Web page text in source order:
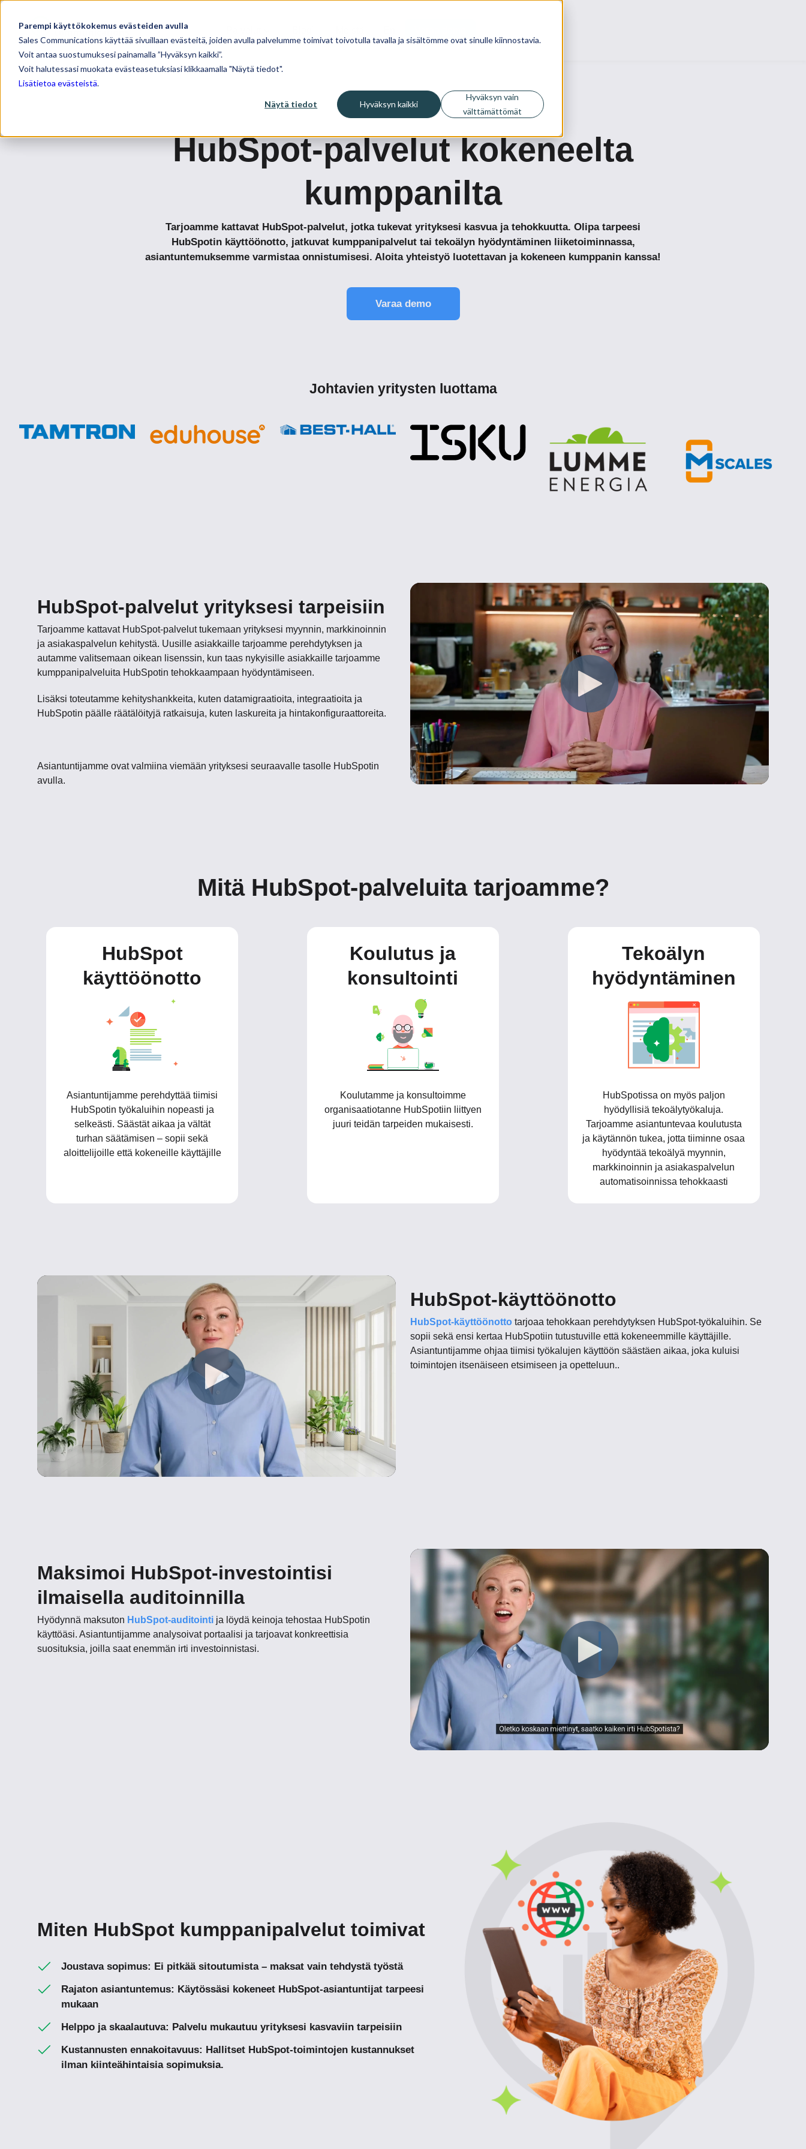
Parempi käyttökokemus evästeiden avulla
Sales Communications käyttää sivuillaan evästeitä, joiden avulla palvelumme toimivat toivotulla tavalla ja sisältömme ovat sinulle kiinnostavia.
Voit antaa suostumuksesi painamalla ”Hyväksyn kaikki”.
Voit halutessasi muokata evästeasetuksiasi klikkaamalla "Näytä tiedot".
Lisätietoa evästeistä.
Näytä tiedot Hyväksyn kaikki
Hyväksyn vain
välttämättömät
HubSpot-palvelut kokeneelta
kumppanilta
Tarjoamme kattavat HubSpot-palvelut, jotka tukevat yrityksesi kasvua ja tehokkuutta. Olipa tarpeesi
HubSpotin käyttöönotto, jatkuvat kumppanipalvelut tai tekoälyn hyödyntäminen liiketoiminnassa,
asiantuntemuksemme varmistaa onnistumisesi. Aloita yhteistyö luotettavan ja kokeneen kumppanin kanssa!
Varaa demo
Johtavien yritysten luottama
HubSpot-palvelut yrityksesi tarpeisiin
Tarjoamme kattavat HubSpot-palvelut tukemaan yrityksesi myynnin, markkinoinnin
ja asiakaspalvelun kehitystä. Uusille asiakkaille tarjoamme perehdytyksen ja
autamme valitsemaan oikean lisenssin, kun taas nykyisille asiakkaille tarjoamme
kumppanipalveluita HubSpotin tehokkaampaan hyödyntämiseen.
Lisäksi toteutamme kehityshankkeita, kuten datamigraatioita, integraatioita ja
HubSpotin päälle räätälöityjä ratkaisuja, kuten laskureita ja hintakonfiguraattoreita.
Asiantuntijamme ovat valmiina viemään yrityksesi seuraavalle tasolle HubSpotin
avulla.
Mitä HubSpot-palveluita tarjoamme?
HubSpot
käyttöönotto
Asiantuntijamme perehdyttää tiimisi
HubSpotin työkaluihin nopeasti ja
selkeästi. Säästät aikaa ja vältät
turhan säätämisen – sopii sekä
aloittelijoille että kokeneille käyttäjille
Koulutus ja
konsultointi
Koulutamme ja konsultoimme
organisaatiotanne HubSpotiin liittyen
juuri teidän tarpeiden mukaisesti.
Tekoälyn
hyödyntäminen
HubSpotissa on myös paljon
hyödyllisiä tekoälytyökaluja.
Tarjoamme asiantuntevaa koulutusta
ja käytännön tukea, jotta tiiminne osaa
hyödyntää tekoälyä myynnin,
markkinoinnin ja asiakaspalvelun
automatisoinnissa tehokkaasti
HubSpot-käyttöönotto
HubSpot-käyttöönotto tarjoaa tehokkaan perehdytyksen HubSpot-työkaluihin. Se
sopii sekä ensi kertaa HubSpotiin tutustuville että kokeneemmille käyttäjille.
Asiantuntijamme ohjaa tiimisi työkalujen käyttöön säästäen aikaa, joka kuluisi
toimintojen itsenäiseen etsimiseen ja opetteluun..
Maksimoi HubSpot-investointisi
ilmaisella auditoinnilla
Hyödynnä maksuton HubSpot-auditointi ja löydä keinoja tehostaa HubSpotin
käyttöäsi. Asiantuntijamme analysoivat portaalisi ja tarjoavat konkreettisia
suosituksia, joilla saat enemmän irti investoinnistasi.
Miten HubSpot kumppanipalvelut toimivat
Joustava sopimus: Ei pitkää sitoutumista – maksat vain tehdystä työstä
Rajaton asiantuntemus: Käytössäsi kokeneet HubSpot-asiantuntijat tarpeesi
mukaan
Helppo ja skaalautuva: Palvelu mukautuu yrityksesi kasvaviin tarpeisiin
Kustannusten ennakoitavuus: Hallitset HubSpot-toimintojen kustannukset
ilman kiinteähintaisia sopimuksia.